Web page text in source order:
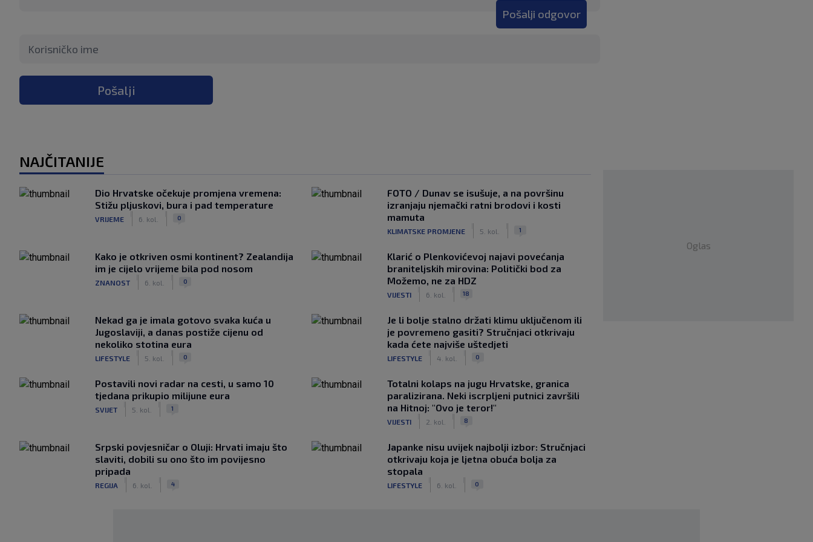
Pošalji odgovor
Pošalji
NAJČITANIJE
Dio Hrvatske očekuje promjena vremena:
Stižu pljuskovi, bura i pad temperature
VRIJEME 6. kol. 0
FOTO / Dunav se isušuje, a na površinu
izranjaju njemački ratni brodovi i kosti
mamuta
KLIMATSKE PROMJENE 5. kol. 1
Kako je otkriven osmi kontinent? Zealandija
im je cijelo vrijeme bila pod nosom
ZNANOST 6. kol. 0
Klarić o Plenkovićevoj najavi povećanja
braniteljskih mirovina: Politički bod za
Možemo, ne za HDZ
VIJESTI 6. kol. 18
Nekad ga je imala gotovo svaka kuća u
Jugoslaviji, a danas postiže cijenu od
nekoliko stotina eura
LIFESTYLE 5. kol. 0
Je li bolje stalno držati klimu uključenom ili
je povremeno gasiti? Stručnjaci otkrivaju
kada ćete najviše uštedjeti
LIFESTYLE 4. kol. 0
Postavili novi radar na cesti, u samo 10
tjedana prikupio milijune eura
SVIJET 5. kol. 1
Totalni kolaps na jugu Hrvatske, granica
paralizirana. Neki iscrpljeni putnici završili
na Hitnoj: "Ovo je teror!"
VIJESTI 2. kol. 8
Srpski povjesničar o Oluji: Hrvati imaju što
slaviti, dobili su ono što im povijesno
pripada
REGIJA 6. kol. 4
Japanke nisu uvijek najbolji izbor: Stručnjaci
otkrivaju koja je ljetna obuća bolja za
stopala
LIFESTYLE 6. kol. 0
Oglas